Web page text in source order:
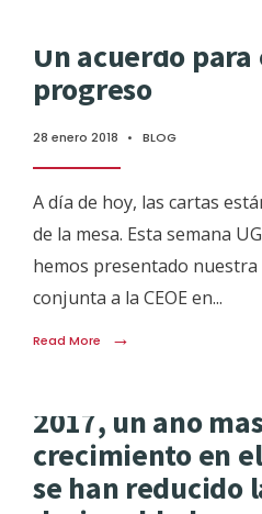
Un acuerdo para
progreso
28 enero 2018 • BLOG
A día de hoy, las cartas
de la mesa. Esta semana
hemos presentado
conjunta a la CEOE en...
Read More →
2017, un año
crecimiento en
se han reducido